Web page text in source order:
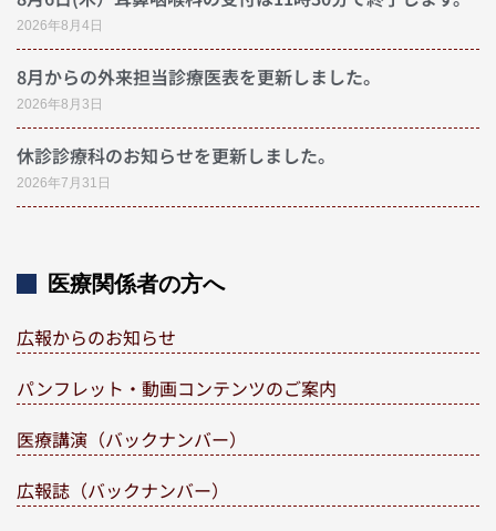
2026年8月4日
8月からの外来担当診療医表を更新しました。
2026年8月3日
休診診療科のお知らせを更新しました。
2026年7月31日
医療関係者の方へ
広報からのお知らせ
パンフレット・動画コンテンツのご案内
医療講演（バックナンバー）
広報誌（バックナンバー）